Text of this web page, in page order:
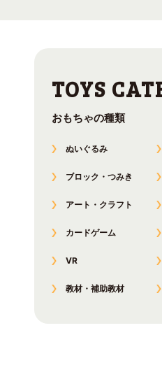
おもちゃの種類
ぬいぐるみ
ブロック・つみき
アート・クラフト
カードゲーム
VR
教材・補助教材